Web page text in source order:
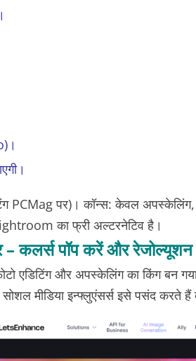
PCMag पर)।कॉन्स: केवल अपस्केलिंग,
का फ्री अल्टरनेटिव है।
– कलर्स पॉप करें और
एडिटिंग और अपस्केलिंग का किंग बन
मीडिया इन्फ्लुएंसर्स इसे पसंद करते हैं